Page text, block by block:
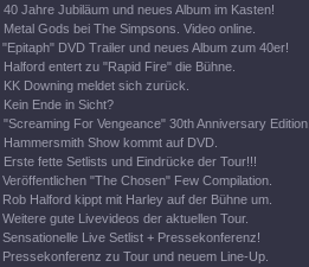
40 Jahre Jubiläum und neues Album im Kasten!
Metal Gods bei The Simpsons. Video online.
"Epitaph" DVD Trailer und neues Album zum 40er!
Halford entert zu "Rapid Fire" die Bühne.
KK Downing meldet sich zurück.
Kein Ende in Sicht?
"Screaming For Vengeance" 30th Anniversary Edition.
Hammersmith Show kommt auf DVD.
Erste fette Setlists und Eindrücke der Tour!!!
Veröffentlichen "The Chosen" Few Compilation.
Rob Halford kippt mit Harley auf der Bühne um.
Weitere gute Livevideos der aktuellen Tour.
Sensationelle Live Setlist + Pressekonferenz!
Pressekonferenz zu Tour und neuem Line-Up.